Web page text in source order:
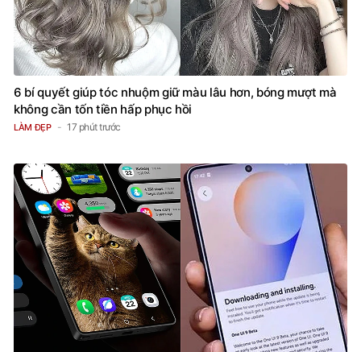
6 bí quyết giúp tóc nhuộm giữ màu lâu hơn, bóng mượt mà
không cần tốn tiền hấp phục hồi
LÀM ĐẸP 17 phút trước